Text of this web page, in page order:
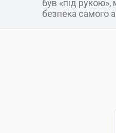
був «під рукою»,
безпека самого